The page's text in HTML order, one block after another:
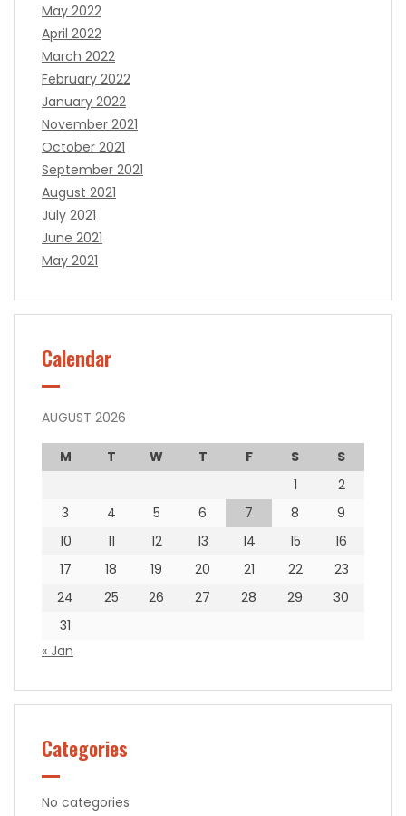
May 2022
April 2022
March 2022
February 2022
January 2022
November 2021
October 2021
September 2021
August 2021
July 2021
June 2021
May 2021
Calendar
AUGUST 2026
M T W T F S
S
1
2
3
4 5 6 7 8
9
10
11 12 13 14 15
16
17
18 19 20 21 22
23
24
25 26 27 28 29
30
31
« Jan
Categories
No categories